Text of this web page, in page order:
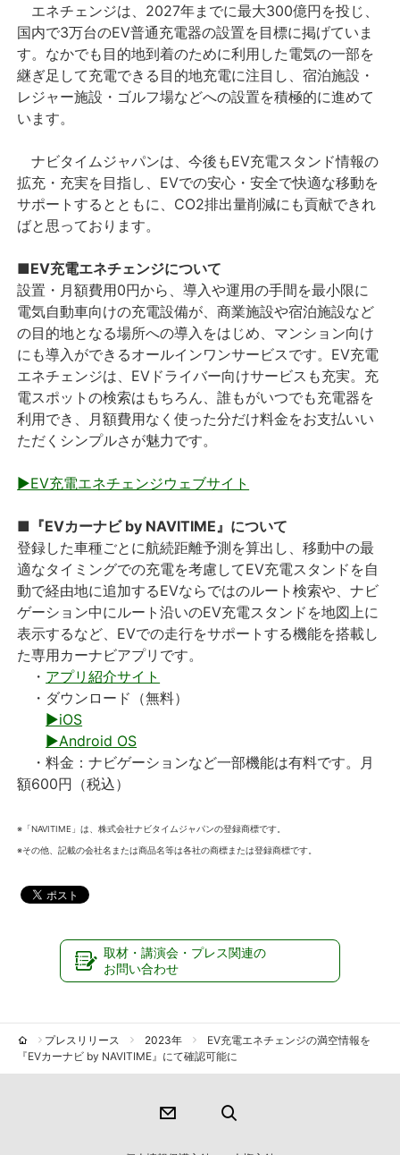
エネチェンジは、2027年までに最大300億円を投じ、
国内で3万台のEV普通充電器の設置を目標に掲げていま
す。なかでも目的地到着のために利用した電気の一部を
継ぎ足して充電できる目的地充電に注目し、宿泊施設・
レジャー施設・ゴルフ場などへの設置を積極的に進めて
います。
ナビタイムジャパンは、今後もEV充電スタンド情報の
拡充・充実を目指し、EVでの安心・安全で快適な移動を
サポートするとともに、CO2排出量削減にも貢献できれ
ばと思っております。
■EV充電エネチェンジについて
設置・月額費用0円から、導入や運用の手間を最小限に
電気自動車向けの充電設備が、商業施設や宿泊施設など
の目的地となる場所への導入をはじめ、マンション向け
にも導入ができるオールインワンサービスです。EV充電
エネチェンジは、EVドライバー向けサービスも充実。充
電スポットの検索はもちろん、誰もがいつでも充電器を
利用でき、月額費用なく使った分だけ料金をお支払いい
ただくシンプルさが魅力です。
▶EV充電エネチェンジウェブサイト
■『EVカーナビ by NAVITIME』について
登録した車種ごとに航続距離予測を算出し、移動中の最
適なタイミングでの充電を考慮してEV充電スタンドを自
動で経由地に追加するEVならではのルート検索や、ナビ
ゲーション中にルート沿いのEV充電スタンドを地図上に
表示するなど、EVでの走行をサポートする機能を搭載し
た専用カーナビアプリです。
・ アプリ紹介サイト
・ダウンロード（無料）
▶iOS
▶Android OS
・料金：ナビゲーションなど一部機能は有料です。月
額600円（税込）
※「NAVITIME」は、株式会社ナビタイムジャパンの登録商標です。
※その他、記載の会社名または商品名等は各社の商標または登録商標です。
取材・講演会・プレス関連の
お問い合わせ
プレスリリース 2023年
EV充電エネチェンジの満空情報を
『EVカーナビ by NAVITIME』にて確認可能に